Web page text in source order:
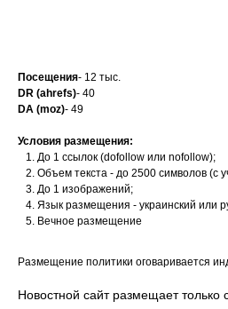
Посещения- 12 тыс.
DR (ahrefs)- 40
DA (moz)- 49
Условия размещения:
До 1 ссылок (dofollow или nofollow);
Объем текста - до 2500 символов (с
До 1 изображений;
Язык размещения - украинский или
Вечное размещение
Размещение политики оговаривается
Новостной сайт размещает только